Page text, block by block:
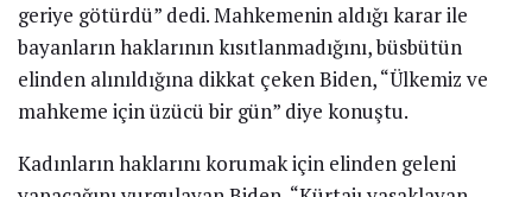
geriye götürdü” dedi. Mahkemenin aldığı karar ile
bayanların haklarının kısıtlanmadığını, büsbütün
elinden alınıldığına dikkat çeken Biden, “Ülkemiz ve
mahkeme için üzücü bir gün” diye konuştu.
Kadınların haklarını korumak için elinden geleni